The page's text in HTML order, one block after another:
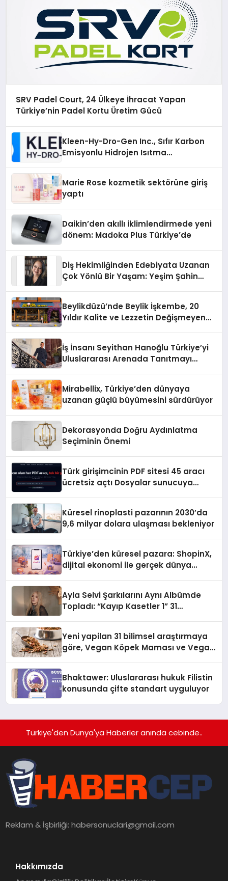
SRV Padel Court, 24 Ülkeye İhracat Yapan
Türkiye’nin Padel Kortu Üretim Gücü
Kleen-Hy-Dro-Gen Inc., Sıfır Karbon
Emisyonlu Hidrojen Isıtma
Marie Rose kozmetik sektörüne giriş
yaptı
Daikin’den akıllı iklimlendirmede yeni
dönem: Madoka Plus Türkiye’de
Diş Hekimliğinden Edebiyata Uzanan
Çok Yönlü Bir Yaşam: Yeşim Şahin
Beylikdüzü’nde Beylik İşkembe, 20
Yıldır Kalite ve Lezzetin Değişmeyen
İş İnsanı Seyithan Hanoğlu Türkiye’yi
Uluslararası Arenada Tanıtmayı
Mirabellix, Türkiye’den dünyaya
uzanan güçlü büyümesini sürdürüyor
Dekorasyonda Doğru Aydınlatma
Seçiminin Önemi
Türk girişimcinin PDF sitesi 45 aracı
ücretsiz açtı Dosyalar sunucuya
Küresel rinoplasti pazarının 2030’da
9,6 milyar dolara ulaşması bekleniyor
Türkiye’den küresel pazara: ShopinX,
dijital ekonomi ile gerçek dünya
Ayla Selvi Şarkılarını Aynı Albümde
Topladı: “Kayıp Kasetler 1” 31
Yeni yapilan 31 bilimsel araştırmaya
göre, Vegan Köpek Maması ve Vegan
Bhaktawer: Uluslararası hukuk Filistin
konusunda çifte standart uyguluyor
Türkiye'den Dünya'ya Haberler anında cebinde..
Reklam & İşbirliği:habersonuclari@gmail.com
Hakkımızda